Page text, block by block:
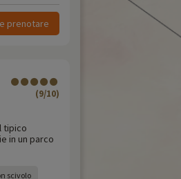
prenotare
(9/10)
tipico
in un parco
scivolo